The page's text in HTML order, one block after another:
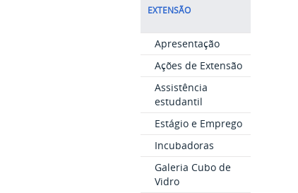
EXTENSÃO
Apresentação
Ações de Extensão
Assistência
estudantil
Estágio e Emprego
Incubadoras
Galeria Cubo de
Vidro